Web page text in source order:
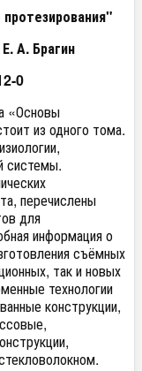
А. Брагин
0
«Основы
из одного тома.
системы.
перечислены
для
информация о
съёмных
так и новых
технологии
конструкции,